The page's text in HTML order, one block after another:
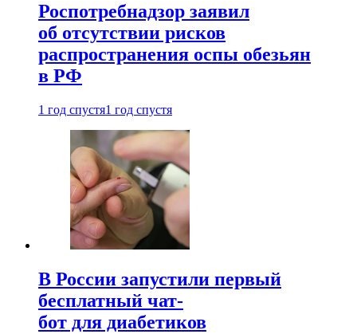
Роспотребнадзор заявил
об отсутствии рисков
распространения оспы обезьян
в РФ
1 год спустя1 год спустя
В России запустили первый
бесплатный чат-
бот для диабетиков